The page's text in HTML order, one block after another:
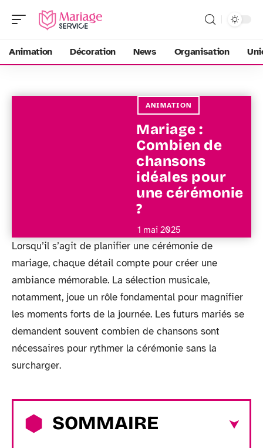
Animation Décoration News Organisation
ANIMATION
Mariage :
Combien de
chansons
idéales pour
une cérémonie
?
1 mai 2025
Lorsqu’il s’agit de planifier une cérémonie de
mariage, chaque détail compte pour créer une
ambiance mémorable. La sélection musicale,
notamment, joue un rôle fondamental pour magnifier
les moments forts de la journée. Les futurs mariés se
demandent souvent combien de chansons sont
nécessaires pour rythmer la cérémonie sans la
surcharger.
SOMMAIRE